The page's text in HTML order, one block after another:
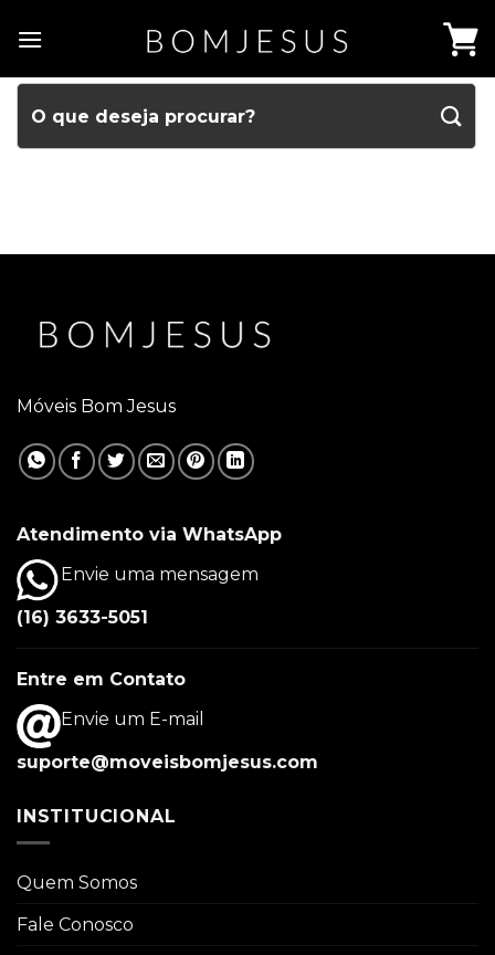
Móveis Bom Jesus
Atendimento via WhatsApp
Envie uma mensagem
(16) 3633-5051
Entre em Contato
Envie um E-mail
suporte@moveisbomjesus.com
INSTITUCIONAL
Quem Somos
Fale Conosco